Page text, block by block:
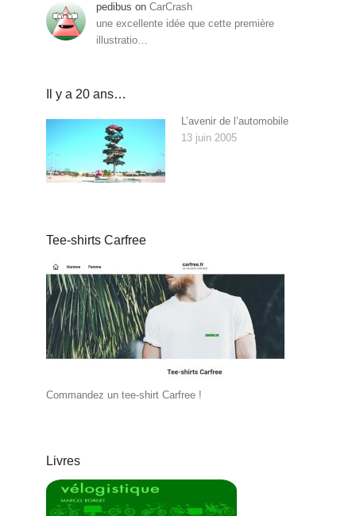
pedibus on CarCrash
une excellente idée que cette première
illustratio…
Il y a 20 ans…
L’avenir de l’automobile
13 juin 2005
Tee-shirts Carfree
Commandez un tee-shirt Carfree !
Livres